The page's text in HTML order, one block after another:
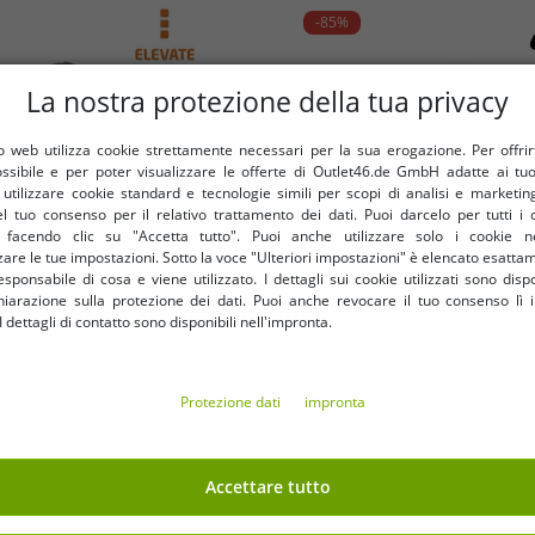
Polo da donna Polo in
Knit 200 g/m² 3808138 Viola
0,83 €
-85%
Giacca in pile da uomo NIKE
Mountainside con collo
pelliccia sintetica, giacca da
La nostra protezione della tua privacy
web utilizza cookie strettamente necessari per la sua erogazione. Per
e per poter visualizzare le offerte di Outlet46.de GmbH adatte ai
cookie standard e tecnologie simili per scopi di analisi e
tuo consenso per il relativo trattamento dei dati. Puoi darcelo per tutti i
facendo clic su "Accetta tutto". Puoi anche utilizzare solo i cookie
le tue impostazioni. Sotto la voce "Ulteriori impostazioni" è elencato
di cosa e viene utilizzato. I dettagli sui cookie utilizzati sono
sulla protezione dei dati. Puoi anche revocare il tuo consenso lì
dettagli di contatto sono disponibili nell'impronta.
Protezione dati impronta
Accettare tutto